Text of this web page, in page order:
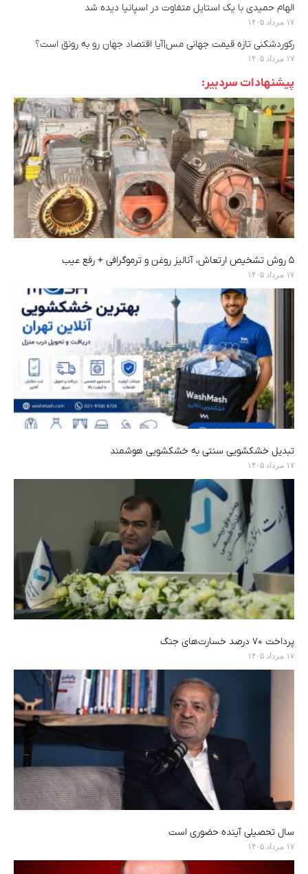
الهام حمیدی با یک استایل متفاوت در اسپانیا دیده شد
۱۷ مرداد ۱۴۰۵
رکوردشکنی تازه قیمت جهانی مس|آیا اقتصاد جهان رو به رونق است؟
۱۷ مرداد ۱۴۰۵
پیشنهادات سردبیر:
۵ روش تشخیص ارتعاش، آنالیز روغن و ترموگرافی + رفع عیب
۱۷ مرداد ۱۴۰۵
تبدیل خشکشویی سنتی به خشکشویی هوشمند
۱۷ مرداد ۱۴۰۵
پرداخت ۷۰ درصد خسارت‌های جنگ
۱۷ مرداد ۱۴۰۵
سال تحصیلی آینده حضوری است
۱۷ مرداد ۱۴۰۵